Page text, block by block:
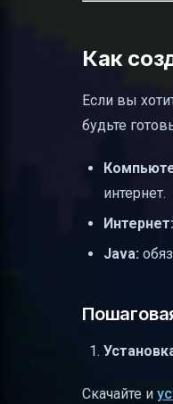
Как
Если вы
будьте
интернет.
Интернет:
Java:
Скачайте и